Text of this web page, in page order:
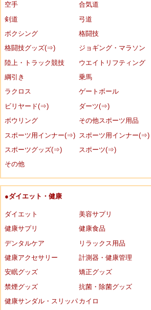
空手
合気道
剣道
弓道
ボクシング
格闘技
格闘技グッズ(⇒)
ジョギング・マラソン
陸上・トラック競技
ウエイトリフティング
綱引き
乗馬
ラクロス
ゲートボール
ビリヤード(⇒)
ダーツ(⇒)
ボウリング
その他スポーツ用品
スポーツ用インナー(⇒)
スポーツ用インナー(⇒)
スポーツグッズ(⇒)
スポーツ(⇒)
その他
●ダイエット・健康
ダイエット
美容サプリ
健康サプリ
健康食品
デンタルケア
リラックス用品
健康アクセサリー
計測器・健康管理
安眠グッズ
矯正グッズ
禁煙グッズ
抗菌・除菌グッズ
健康サンダル・スリッパ カイロ